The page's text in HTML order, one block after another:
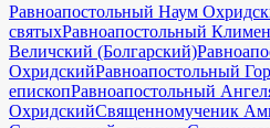
Равноапостольный Наум
святыхРавноапостольный
Величский (Болгарский)
ОхридскийРавноапостольный
епископРавноапостольный
ОхридскийСвященномученик